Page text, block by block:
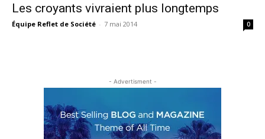
Les croyants vivraient plus longtemps
Équipe Reflet de Société - 7 mai 2014 0
- Advertisment -